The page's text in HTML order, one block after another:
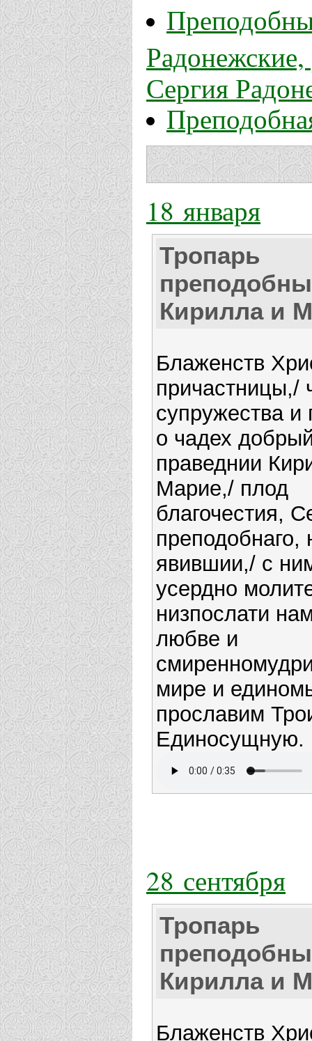
Сергия
18 января
Тропарь
Кирилла и
Блаженств
причастницы,/
супружества и
о чадех
праведнии
Марие,/ плод
благочестия,
преподобнаго,
явившии,/ с
усердно
низпослати
любве и
мире и
прославим
Единосущную.
28 сентября
Тропарь
Кирилла и
Блаженств